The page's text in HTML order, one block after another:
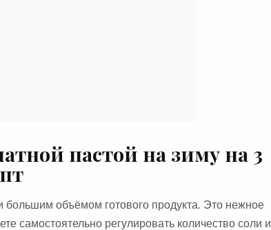
пастой на зиму на 3
большим объёмом готового продукта. Это нежное
самостоятельно регулировать количество соли и